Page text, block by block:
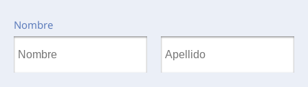
Nombre